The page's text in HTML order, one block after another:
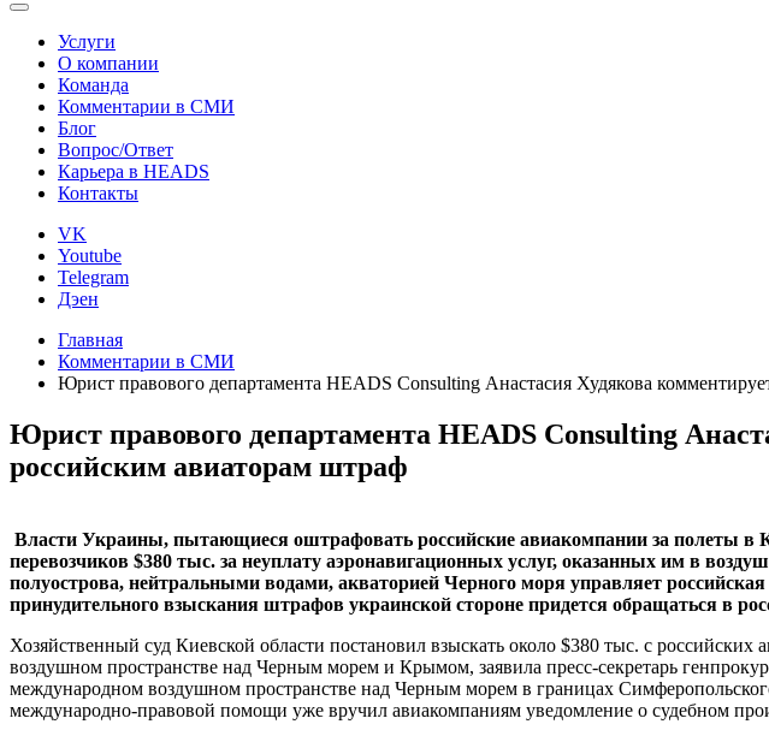
Услуги
О компании
Команда
Комментарии в СМИ
Блог
Вопрос/Ответ
Карьера в HEADS
Контакты
VK
Youtube
Telegram
Дэен
Главная
Комментарии в СМИ
Юрист правового департамента HEADS Consulting Анастасия Худякова
Юрист правового департамента HEADS Consulting
российским авиаторам штраф
Власти Украины, пытающиеся оштрафовать российские авиакомпании за полеты
перевозчиков $380 тыс. за неуплату аэронавигационных услуг, оказанных им в
полуострова, нейтральными водами, акваторией Черного моря управляет
принудительного взыскания штрафов украинской стороне придется обращаться в
Хозяйственный суд Киевской области постановил взыскать около $380 тыс. с
воздушном пространстве над Черным морем и Крымом, заявила пресс-секретарь
международном воздушном пространстве над Черным морем в границах
международно-правовой помощи уже вручил авиакомпаниям уведомление о судебном